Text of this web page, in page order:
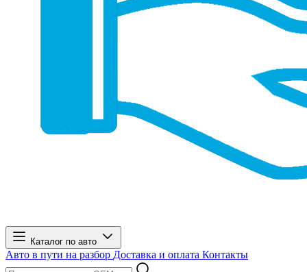
Каталог по авто
Авто в пути на разбор Доставка и оплата Контакты